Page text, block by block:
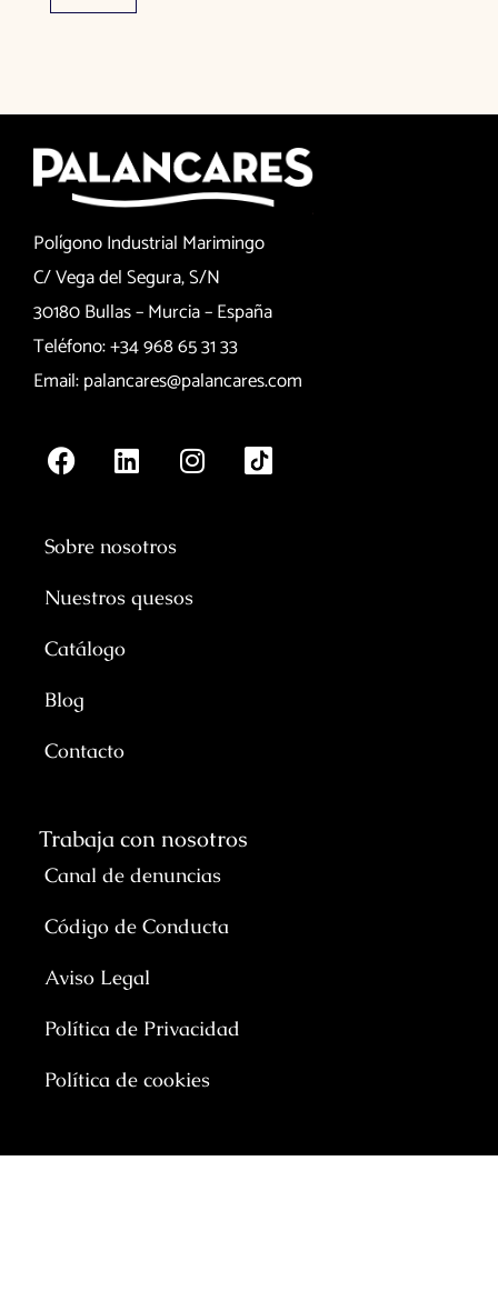
Polígono Industrial Marimingo
C/ Vega del Segura, S/N
30180 Bullas – Murcia – España
Teléfono: +34 968 65 31 33
Email: palancares@palancares.com
Sobre nosotros
Nuestros quesos
Catálogo
Blog
Contacto
Trabaja con nosotros
Canal de denuncias
Código de Conducta
Aviso Legal
Política de Privacidad
Política de cookies